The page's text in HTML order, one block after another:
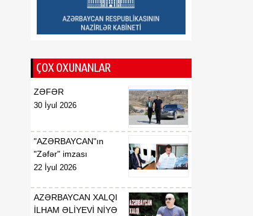
Kənd Təsərrüfatı
Nazirliyinin vəzifəli şəxsləri
rayonlarından olan
vətəndaşlarla görüşüb
16:29
sektoru “Moody’s”dən
16:28
07 Avqust
Azərbaycan və
Ermənistan arasında sülh
inkişaf mərhələsinin
əsasını qoya bilər
16:27
07 Avqust
ÇOX OXUNANLAR
ZƏFƏR
30 İyul 2026
"AZƏRBAYCAN"ın
"Zəfər" imzası
22 İyul 2026
AZƏRBAYCAN XALQI
İLHAM ƏLİYEVİ NİYƏ